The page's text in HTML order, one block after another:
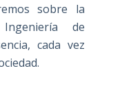
sobre la
de
cada vez